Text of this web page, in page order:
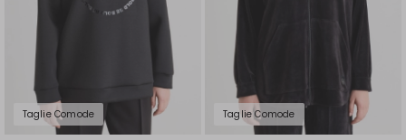
Taglie Comode Taglie Comode